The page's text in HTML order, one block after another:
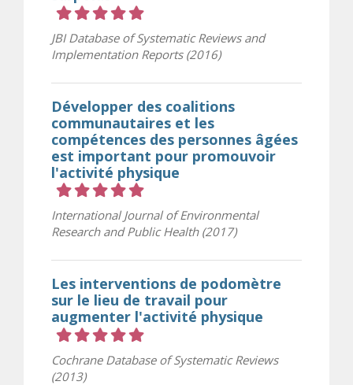
JBI Database of Systematic Reviews and
Implementation Reports (2016)
Développer des coalitions
communautaires et les
compétences des personnes âgées
est important pour promouvoir
l'activité physique
International Journal of Environmental
Research and Public Health (2017)
Les interventions de podomètre
sur le lieu de travail pour
augmenter l'activité physique
Cochrane Database of Systematic Reviews
(2013)